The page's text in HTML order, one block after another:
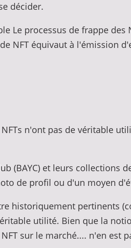
décider.
Le processus de frappe des
NFT équivaut à l'émission
n'ont pas de véritable
(BAYC) et leurs collections
de profil ou d'un moyen
historiquement pertinents
utilité. Bien que la
sur le marché.... n'en est